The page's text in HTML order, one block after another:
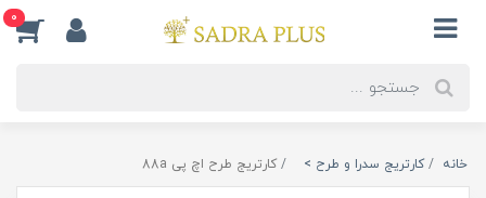
0
خانه کارتریج سدرا و طرح > کارتریج طرح اچ پی 88a